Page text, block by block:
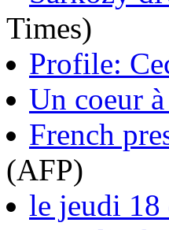
Times)
Profile:
Un coeur
French
(AFP)
le jeudi 18